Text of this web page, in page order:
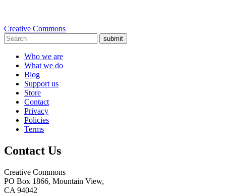
Creative Commons
submit
Who we are
What we do
Blog
Support us
Store
Contact
Privacy
Policies
Terms
Contact Us
Creative Commons
PO Box 1866, Mountain View,
CA 94042